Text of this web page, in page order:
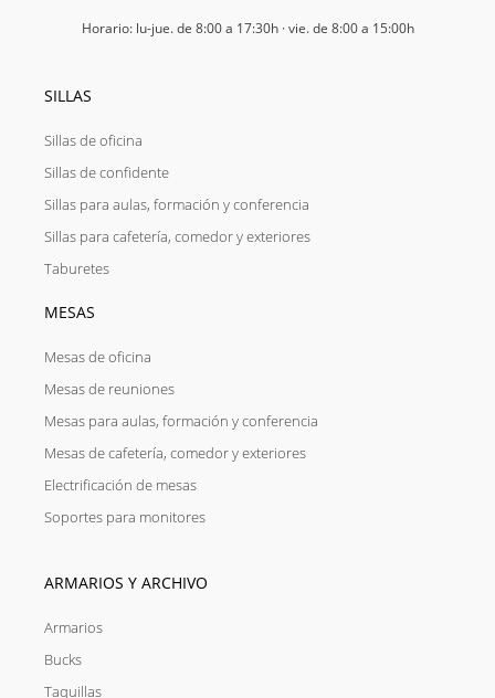
Horario: lu-jue. de 8:00 a 17:30h · vie. de 8:00 a 15:00h
SILLAS
Sillas de oficina
Sillas de confidente
Sillas para aulas, formación y conferencia
Sillas para cafetería, comedor y exteriores
Taburetes
MESAS
Mesas de oficina
Mesas de reuniones
Mesas para aulas, formación y conferencia
Mesas de cafetería, comedor y exteriores
Electrificación de mesas
Soportes para monitores
ARMARIOS Y ARCHIVO
Armarios
Bucks
Taquillas